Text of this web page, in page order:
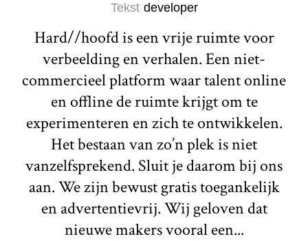
Tekst developer
Hard//hoofd is een vrije ruimte voor
verbeelding en verhalen. Een niet-
commercieel platform waar talent online
en offline de ruimte krijgt om te
experimenteren en zich te ontwikkelen.
Het bestaan van zo’n plek is niet
vanzelfsprekend. Sluit je daarom bij ons
aan. We zijn bewust gratis toegankelijk
en advertentievrij. Wij geloven dat
nieuwe makers vooral een...